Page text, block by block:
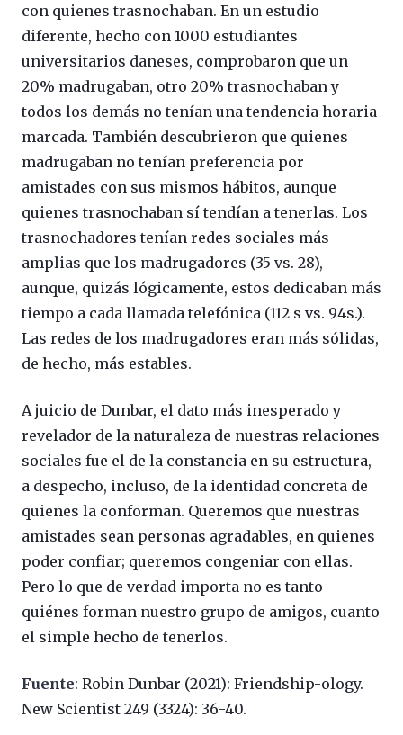
con quienes trasnochaban. En un estudio
diferente, hecho con 1000 estudiantes
universitarios daneses, comprobaron que un
20% madrugaban, otro 20% trasnochaban y
todos los demás no tenían una tendencia horaria
marcada. También descubrieron que quienes
madrugaban no tenían preferencia por
amistades con sus mismos hábitos, aunque
quienes trasnochaban sí tendían a tenerlas. Los
trasnochadores tenían redes sociales más
amplias que los madrugadores (35 vs. 28),
aunque, quizás lógicamente, estos dedicaban más
tiempo a cada llamada telefónica (112 s vs. 94s.).
Las redes de los madrugadores eran más sólidas,
de hecho, más estables.
A juicio de Dunbar, el dato más inesperado y
revelador de la naturaleza de nuestras relaciones
sociales fue el de la constancia en su estructura,
a despecho, incluso, de la identidad concreta de
quienes la conforman. Queremos que nuestras
amistades sean personas agradables, en quienes
poder confiar; queremos congeniar con ellas.
Pero lo que de verdad importa no es tanto
quiénes forman nuestro grupo de amigos, cuanto
el simple hecho de tenerlos.
Fuente: Robin Dunbar (2021): Friendship-ology.
New Scientist 249 (3324): 36-40.